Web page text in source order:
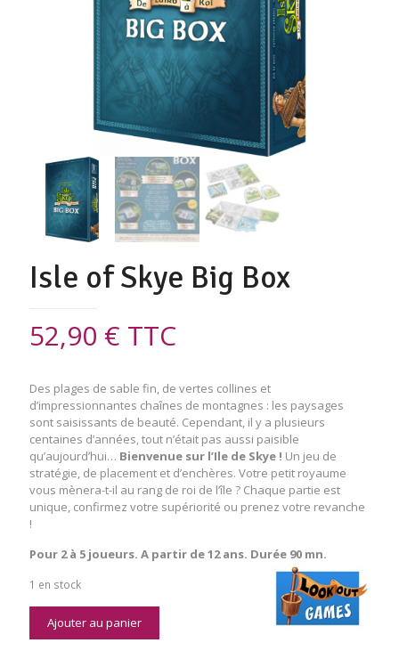
Isle of Skye Big Box
52,90 € TTC
Des plages de sable fin, de vertes collines et
d’impressionnantes chaînes de montagnes : les paysages
sont saisissants de beauté. Cependant, il y a plusieurs
centaines d’années, tout n’était pas aussi paisible
qu’aujourd’hui… Bienvenue sur l’Ile de Skye ! Un jeu de
stratégie, de placement et d’enchères. Votre petit royaume
vous mènera-t-il au rang de roi de l’île ? Chaque partie est
unique, confirmez votre supériorité ou prenez votre revanche
!
Pour 2 à 5 joueurs. A partir de 12 ans. Durée 90 mn.
1 en stock
Ajouter au panier